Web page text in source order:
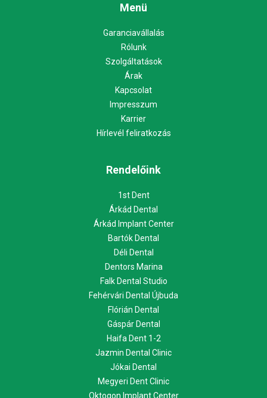
Menü
Garanciavállalás
Rólunk
Szolgáltatások
Árak
Kapcsolat
Impresszum
Karrier
Hírlevél feliratkozás
Rendelőink
1st Dent
Árkád Dental
Árkád Implant Center
Bartók Dental
Déli Dental
Dentors Marina
Falk Dental Studio
Fehérvári Dental Újbuda
Flórián Dental
Gáspár Dental
Haifa Dent 1-2
Jazmin Dental Clinic
Jókai Dental
Megyeri Dent Clinic
Oktogon Implant Center